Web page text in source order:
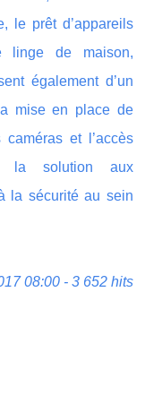
le prêt d’appareils
linge de maison,
également d’un
mise en place de
et l’accès
la solution aux
la sécurité au sein
08:00 - 3 652 hits